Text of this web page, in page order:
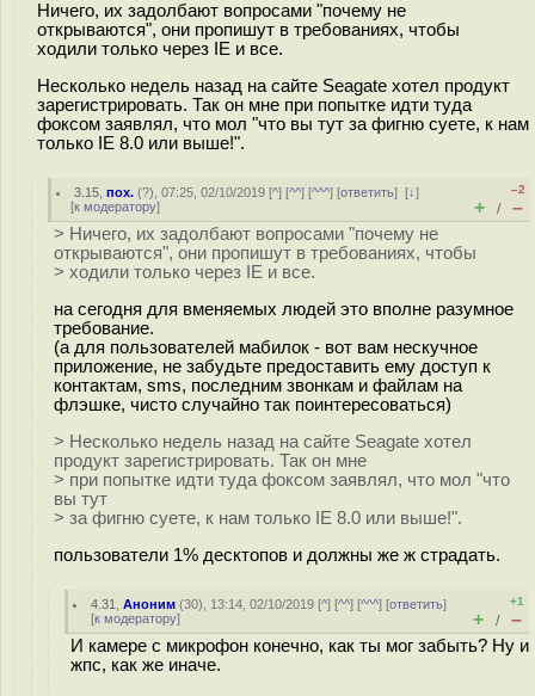
Ничего, их задолбают вопросами "почему не
открываются", они пропишут в требованиях, чтобы
ходили только через IE и все.
Несколько недель назад на сайте Seagate хотел продукт
зарегистрировать. Так он мне при попытке идти туда
фоксом заявлял, что мол "что вы тут за фигню суете, к нам
только IE 8.0 или выше!".
3.15 ,пох. (?), 07:25, 02/10/2019 [^] [^^] [^^^] [ответить][↓]
[к модератору]
–2
+ / –
> Ничего, их задолбают вопросами "почему не
открываются", они пропишут в требованиях, чтобы
> ходили только через IE и все.
на сегодня для вменяемых людей это вполне разумное
требование.
(а для пользователей мабилок - вот вам нескучное
приложение, не забудьте предоставить ему доступ к
контактам, sms, последним звонкам и файлам на
флэшке, чисто случайно так поинтересоваться)
> Несколько недель назад на сайте Seagate хотел
продукт зарегистрировать. Так он мне
> при попытке идти туда фоксом заявлял, что мол "что
вы тут
> за фигню суете, к нам только IE 8.0 или выше!".
пользователи 1% десктопов и должны же ж страдать.
4.31 ,Аноним (30), 13:14, 02/10/2019 [^] [^^] [^^^] [ответить]
[к модератору]
+1
+ / –
И камере с микрофон конечно, как ты мог забыть? Ну и
жпс, как же иначе.